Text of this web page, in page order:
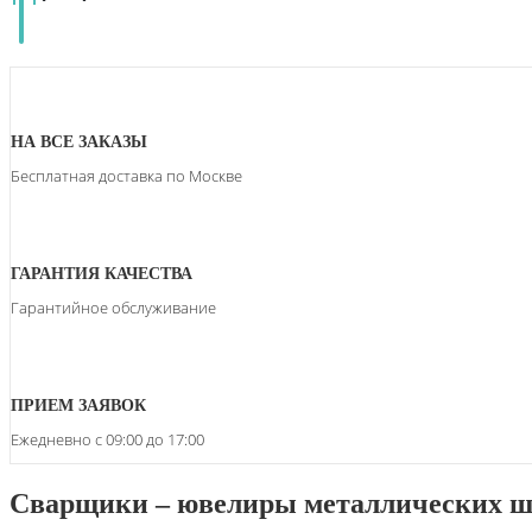
НА ВСЕ ЗАКАЗЫ
Бесплатная доставка по Москве
ГАРАНТИЯ КАЧЕСТВА
Гарантийное обслуживание
ПРИЕМ ЗАЯВОК
Ежедневно с 09:00 до 17:00
Сварщики – ювелиры металлических